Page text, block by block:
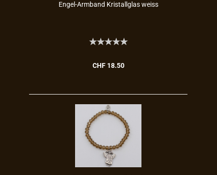
Engel-​​Arm­band Kris­tall­glas weiss
CHF 18.50